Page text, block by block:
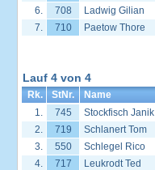
6.
708 Ladwig Gilian
7.
710 Paetow Thore
Lauf 4 von 4
Rk. StNr. Name
1.
745 Stockfisch Janik
2.
719 Schlanert Tom
3.
550 Schlegel Rico
4.
717 Leukrodt Ted